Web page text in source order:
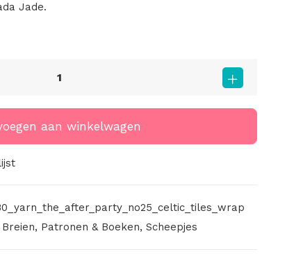
Jade.
aan winkelwagen
, Patronen & Boeken, Scheepjes